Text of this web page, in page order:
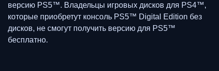
версию PS5™. Владельцы игровых дисков для PS4™,
которые приобретут консоль PS5™ Digital Edition без
дисков, не смогут получить версию для PS5™
бесплатно.